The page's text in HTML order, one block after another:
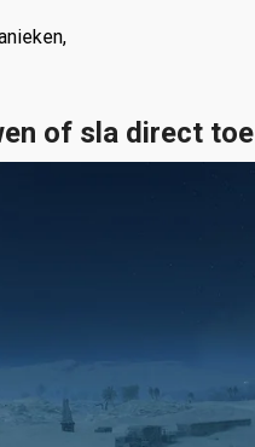
of sla direct toe